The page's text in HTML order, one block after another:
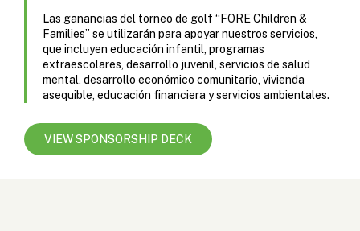
Las ganancias del torneo de golf “FORE Children &
Families” se utilizarán para apoyar nuestros servicios,
que incluyen educación infantil, programas
extraescolares, desarrollo juvenil, servicios de salud
mental, desarrollo económico comunitario, vivienda
asequible, educación financiera y servicios ambientales.
VIEW SPONSORSHIP DECK